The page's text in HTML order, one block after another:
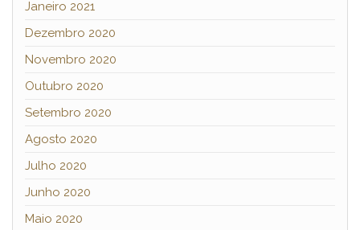
Janeiro 2021
Dezembro 2020
Novembro 2020
Outubro 2020
Setembro 2020
Agosto 2020
Julho 2020
Junho 2020
Maio 2020